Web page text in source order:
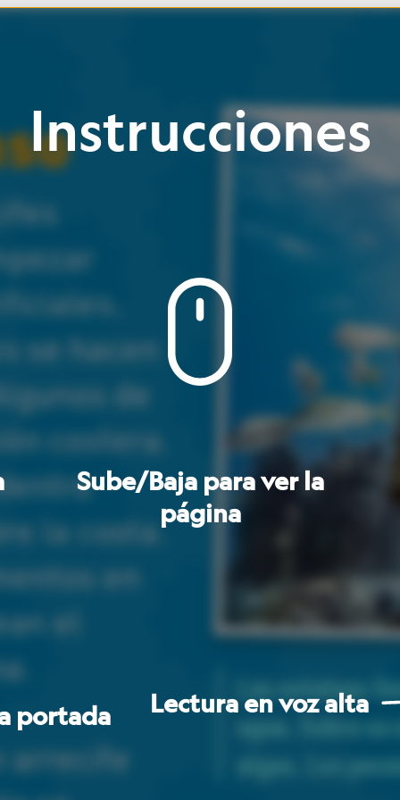
Lasestatuas llevan variosañosbajo
Sobre susuperficie
algas.Lospeces
para verla
página
botones
iconos
envoz
lapáginasiguiente